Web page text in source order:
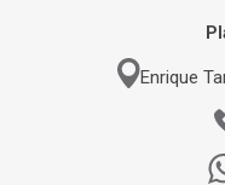
Enrique